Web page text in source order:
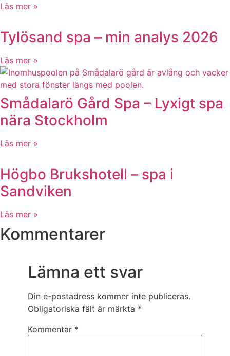
Läs mer »
Tylösand spa – min analys 2026
Läs mer »
Smådalarö Gård Spa – Lyxigt spa
nära Stockholm
Läs mer »
Högbo Brukshotell – spa i
Sandviken
Läs mer »
Kommentarer
Lämna ett svar
Din e-postadress kommer inte publiceras.
Obligatoriska fält är märkta *
Kommentar *